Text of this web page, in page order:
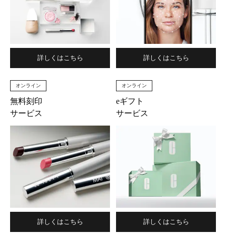
詳しくはこちら 詳しくはこちら
オンライン
無料刻印
サービス
詳しくはこちら
オンライン
eギフト
サービス
詳しくはこちら